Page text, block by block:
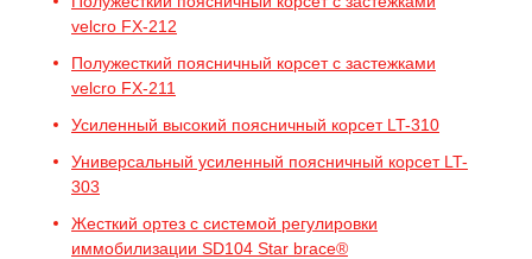
velcro FX-212
Полужесткий поясничный корсет с застежками
velcro FX-211
Усиленный высокий поясничный корсет LT-310
Универсальный усиленный поясничный корсет LT-
303
Жесткий ортез с системой регулировки
иммобилизации SD104 Star brace®